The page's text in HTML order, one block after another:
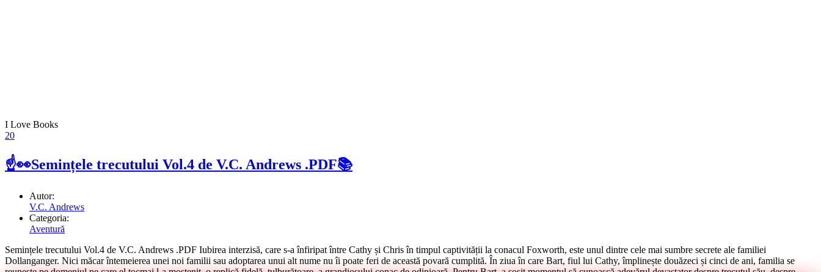
I Love Books
20
☝👀Semințele trecutului Vol.4 de V.C. Andrews .PDF📚
Autor:
V.C. Andrews
Categoria:
Aventură
Semințele trecutului Vol.4 de V.C. Andrews .PDF Iubirea interzisă, care s-a înfiripat între Cathy și Chris în timpul captivității la conacul Foxworth, este unul dintre cele mai sumbre secrete ale familiei
Dollanganger. Nici măcar întemeierea unei noi familii sau adoptarea unui alt nume nu îi poate feri de această povară cumplită. În ziua în care Bart, fiul lui Cathy, împlinește douăzeci și cinci de ani, familia se